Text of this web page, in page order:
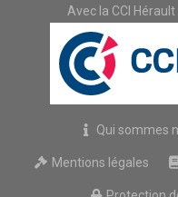
Avec la CCI Hérault
Qui sommes
Mentions légales